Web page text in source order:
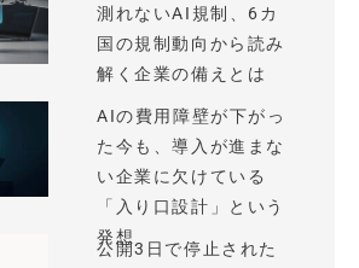
測れないAI規制、6カ
国の規制動向から読み
解く企業の備えとは
AIの費用障壁が下がっ
た今も、導入が進まな
い企業に欠けている
「入り口設計」という
発想
公開3日で停止された